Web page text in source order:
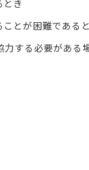
き
とが困難である
する必要がある